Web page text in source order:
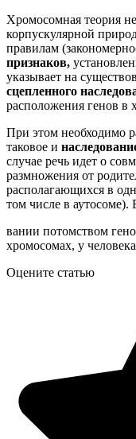
Хромосомная теория
корпускулярной
правилам
признаков,
указывает на
сцепленного
расположения генов в
При этом необходимо
таковое и
случае речь идет о
размножения от
располагающихся в
том числе в аутосоме).
вании потомством
хромосомах, у
Оцените статью